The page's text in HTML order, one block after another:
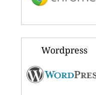
Wordpress